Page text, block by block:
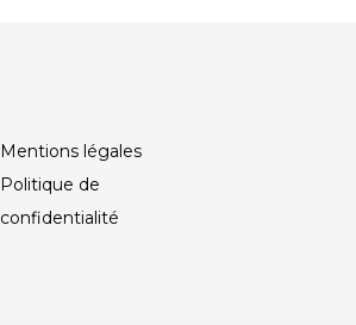
Mentions légales
Politique de
confidentialité